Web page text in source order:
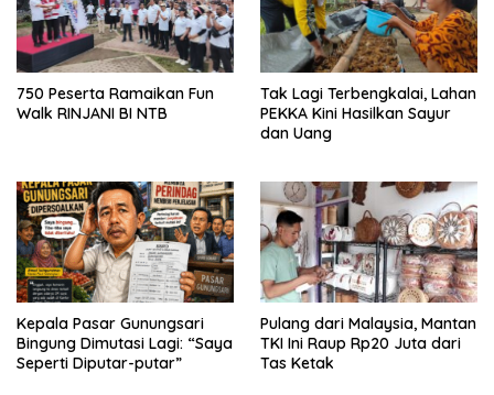
750 Peserta Ramaikan Fun
Walk RINJANI BI NTB
Tak Lagi Terbengkalai, Lahan
PEKKA Kini Hasilkan Sayur
dan Uang
Kepala Pasar Gunungsari
Bingung Dimutasi Lagi: “Saya
Seperti Diputar-putar”
Pulang dari Malaysia, Mantan
TKI Ini Raup Rp20 Juta dari
Tas Ketak